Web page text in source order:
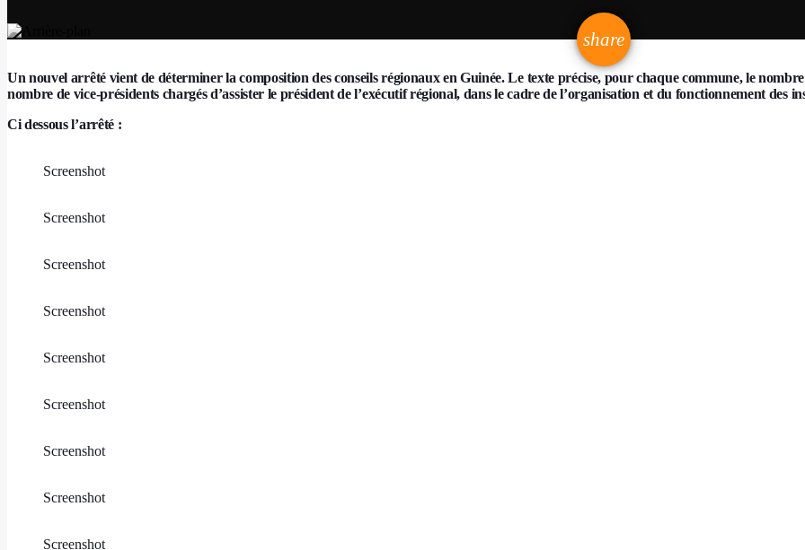
share
email
Un nouvel arrêté vient de déterminer la composition des conseils régionaux en Guinée. Le texte précise, pour chaque commune, le
nombre de vice-présidents chargés d’assister le président de l’exécutif régional, dans le cadre de l’organisation et du fonctionnement des
Ci dessous l’arrêté :
Screenshot
Screenshot
Screenshot
Screenshot
Screenshot
Screenshot
Screenshot
Screenshot
Screenshot